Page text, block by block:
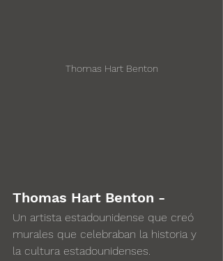
Thomas Hart Benton
Thomas Hart Benton -
Un artista estadounidense que creó
murales que celebraban la historia y
la cultura estadounidenses.